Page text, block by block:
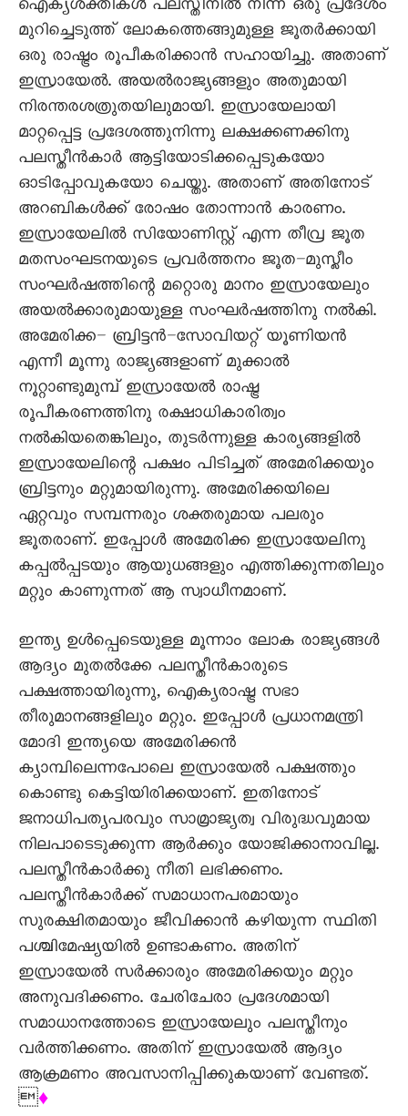
ഐക്യശക്തികൾ പലസ്തീനിൽ നിന്ന് ഒരു പ്രദേശം
മുറിച്ചെടുത്ത് ലോകത്തെങ്ങുമുള്ള ജൂതർക്കായി
ഒരു രാഷ്ട്രം രൂപീകരിക്കാൻ സഹായിച്ചു. അതാണ്
ഇസ്രായേൽ. അയൽരാജ്യങ്ങളും അതുമായി
നിരന്തരശത്രുതയിലുമായി. ഇസ്രായേലായി
മാറ്റപ്പെട്ട പ്രദേശത്തുനിന്നു ലക്ഷക്കണക്കിനു
പലസ്തീൻകാർ ആട്ടിയോടിക്കപ്പെടുകയോ
ഓടിപ്പോവുകയോ ചെയ്തു. അതാണ് അതിനോട്
അറബികൾക്ക് രോഷം തോന്നാൻ കാരണം.
ഇസ്രായേലിൽ സിയോണിസ്റ്റ് എന്ന തീവ്ര ജൂത
മതസംഘടനയുടെ പ്രവർത്തനം ജൂത–മുസ്ലീം
സംഘർഷത്തിന്റെ മറ്റൊരു മാനം ഇസ്രായേലും
അയൽക്കാരുമായുള്ള സംഘർഷത്തിനു നൽകി.
അമേരിക്ക– ബ്രിട്ടൻ–സോവിയറ്റ് യൂണിയൻ
എന്നീ മൂന്നു രാജ്യങ്ങളാണ് മുക്കാൽ
നൂറ്റാണ്ടുമുമ്പ് ഇസ്രായേൽ രാഷ്ട്ര
രൂപീകരണത്തിനു രക്ഷാധികാരിത്വം
നൽകിയതെങ്കിലും, തുടർന്നുള്ള കാര്യങ്ങളിൽ
ഇസ്രായേലിന്റെ പക്ഷം പിടിച്ചത് അമേരിക്കയും
ബ്രിട്ടനും മറ്റുമായിരുന്നു. അമേരിക്കയിലെ
ഏറ്റവും സമ്പന്നരും ശക്തരുമായ പലരും
ജൂതരാണ്. ഇപ്പോൾ അമേരിക്ക ഇസ്രായേലിനു
കപ്പൽപ്പടയും ആയുധങ്ങളും എത്തിക്കുന്നതിലും
മറ്റും കാണുന്നത് ആ സ്വാധീനമാണ്.
ഇന്ത്യ ഉൾപ്പെടെയുള്ള മൂന്നാം ലോക രാജ്യങ്ങൾ
ആദ്യം മുതൽക്കേ പലസ്തീൻകാരുടെ
പക്ഷത്തായിരുന്നു, ഐക്യരാഷ്ട്ര സഭാ
തീരുമാനങ്ങളിലും മറ്റും. ഇപ്പോൾ പ്രധാനമന്ത്രി
മോദി ഇന്ത്യയെ അമേരിക്കൻ
ക്യാമ്പിലെന്നപോലെ ഇസ്രായേൽ പക്ഷത്തും
കൊണ്ടു കെട്ടിയിരിക്കയാണ്. ഇതിനോട്
ജനാധിപത്യപരവും സാമ്രാജ്യത്വ വിരുദ്ധവുമായ
നിലപാടെടുക്കുന്ന ആർക്കും യോജിക്കാനാവില്ല.
പലസ്തീൻകാർക്കു നീതി ലഭിക്കണം.
പലസ്തീൻകാർക്ക് സമാധാനപരമായും
സുരക്ഷിതമായും ജീവിക്കാൻ കഴിയുന്ന സ്ഥിതി
പശ്ചിമേഷ്യയിൽ ഉണ്ടാകണം. അതിന്
ഇസ്രായേൽ സർക്കാരും അമേരിക്കയും മറ്റും
അനുവദിക്കണം. ചേരിചേരാ പ്രദേശമായി
സമാധാനത്തോടെ ഇസ്രായേലും പലസ്തീനും
വർത്തിക്കണം. അതിന് ഇസ്രായേൽ ആദ്യം
ആക്രമണം അവസാനിപ്പിക്കുകയാണ് വേണ്ടത്.
♦